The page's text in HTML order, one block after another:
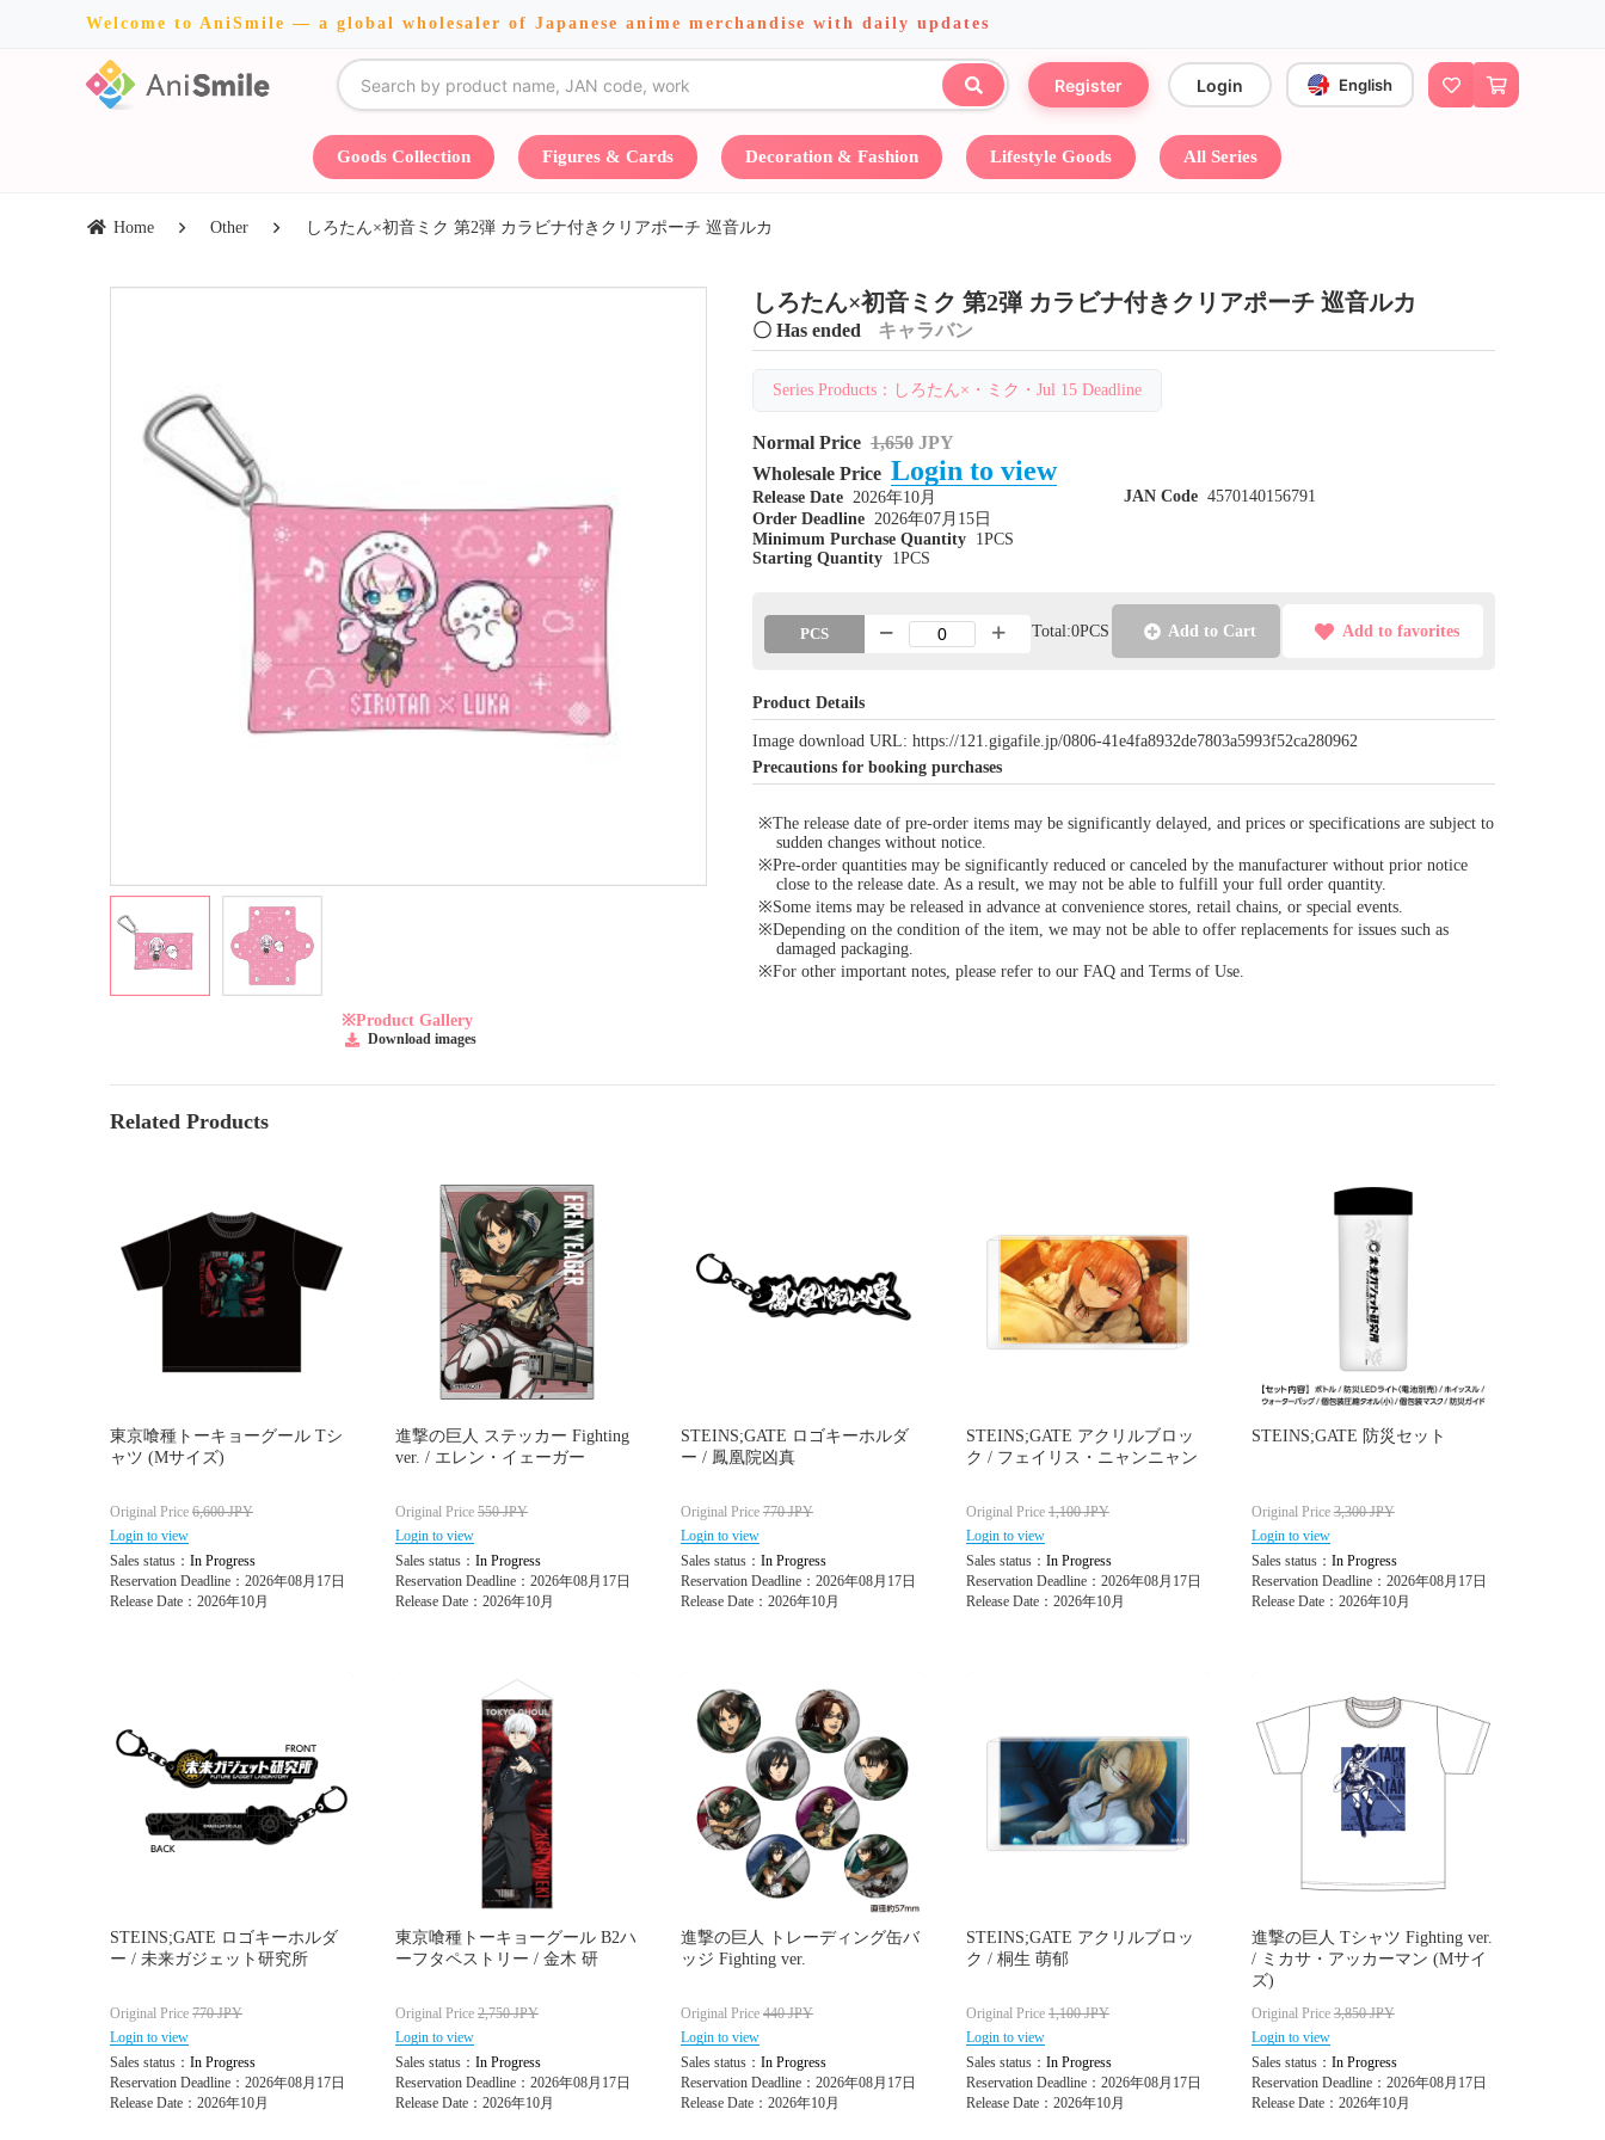
Welcome to AniSmile — a global wholesaler of Japanese anime merchandise with daily updates
Register Login English
Goods Collection Figures & Cards Decoration & Fashion Lifestyle Goods All Series
Home Other しろたん×初音ミク 第2弾 カラビナ付きクリアポーチ 巡音ルカ
※Product Gallery
Download images
しろたん×初音ミク 第2弾 カラビナ付きクリアポーチ 巡音ルカ
〇 Has ended キャラバン
Series Products：しろたん×・ミク・Jul 15 Deadline
Normal Price 1,650 JPY
Wholesale Price Login to view
Release Date 2026年10月
Order Deadline 2026年07月15日
Minimum Purchase Quantity
1PCS
Starting Quantity
1PCS
JAN Code 4570140156791
PCS Total:0PCS Add to Cart Add to favorites
Product Details
Image download URL: https://121.gigafile.jp/0806-41e4fa8932de7803a5993f52ca280962
Precautions for booking purchases
※The release date of pre-order items may be significantly delayed, and prices or specifications are subject to
sudden changes without notice.
※Pre-order quantities may be significantly reduced or canceled by the manufacturer without prior notice
close to the release date. As a result, we may not be able to fulfill your full order quantity.
※Some items may be released in advance at convenience stores, retail chains, or special events.
※Depending on the condition of the item, we may not be able to offer replacements for issues such as
damaged packaging.
※For other important notes, please refer to our FAQ and Terms of Use.
Related Products
東京喰種トーキョーグール Tシ
ャツ (Mサイズ)
Original Price 6,600JPY
Login to view
Sales status： In Progress
Reservation Deadline：2026年08月17日
Release Date：2026年10月
進撃の巨人 ステッカー Fighting
ver. / エレン・イェーガー
Original Price 550JPY
Login to view
Sales status： In Progress
Reservation Deadline：2026年08月17日
Release Date：2026年10月
STEINS;GATE ロゴキーホルダ
ー / 鳳凰院凶真
Original Price 770JPY
Login to view
Sales status： In Progress
Reservation Deadline：2026年08月17日
Release Date：2026年10月
STEINS;GATE アクリルブロッ
ク / フェイリス・ニャンニャン
Original Price 1,100JPY
Login to view
Sales status： In Progress
Reservation Deadline：2026年08月17日
Release Date：2026年10月
STEINS;GATE 防災セット
Original Price 3,300JPY
Login to view
Sales status： In Progress
Reservation Deadline：2026年08月17日
Release Date：2026年10月
STEINS;GATE ロゴキーホルダ
ー / 未来ガジェット研究所
Original Price 770JPY
Login to view
Sales status： In Progress
Reservation Deadline：2026年08月17日
Release Date：2026年10月
東京喰種トーキョーグール B2ハ
ーフタペストリー / 金木 研
Original Price 2,750JPY
Login to view
Sales status： In Progress
Reservation Deadline：2026年08月17日
Release Date：2026年10月
進撃の巨人 トレーディング缶バ
ッジ Fighting ver.
Original Price 440JPY
Login to view
Sales status： In Progress
Reservation Deadline：2026年08月17日
Release Date：2026年10月
STEINS;GATE アクリルブロッ
ク / 桐生 萌郁
Original Price 1,100JPY
Login to view
Sales status： In Progress
Reservation Deadline：2026年08月17日
Release Date：2026年10月
進撃の巨人 Tシャツ Fighting ver.
/ ミカサ・アッカーマン (Mサイ
ズ)
Original Price 3,850JPY
Login to view
Sales status： In Progress
Reservation Deadline：2026年08月17日
Release Date：2026年10月